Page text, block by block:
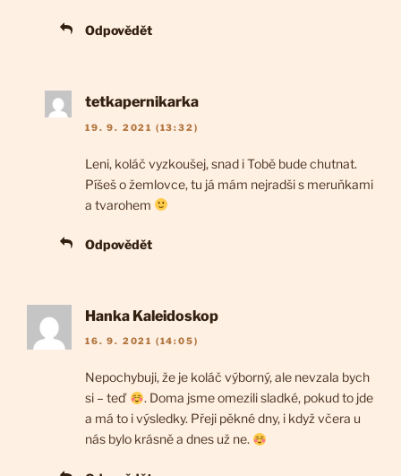
Odpovědět
tetkapernikarka
19. 9. 2021 (13:32)
Leni, koláč vyzkoušej, snad i Tobě bude chutnat.
Píšeš o žemlovce, tu já mám nejradši s meruňkami
a tvarohem
Odpovědět
Hanka Kaleidoskop
16. 9. 2021 (14:05)
Nepochybuji, že je koláč výborný, ale nevzala bych
si – teď
. Doma jsme omezili sladké, pokud to jde
a má to i výsledky. Přeji pěkné dny, i když včera u
nás bylo krásně a dnes už ne.